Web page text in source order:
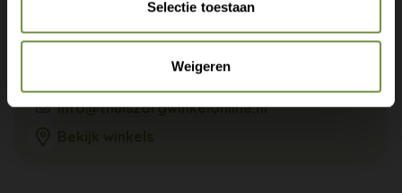
Selectie toestaan
Weigeren
info@thuiszorgwinkelonline.nl